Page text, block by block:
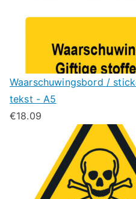
Waarschuwingsbord /
tekst - A5
€18.09